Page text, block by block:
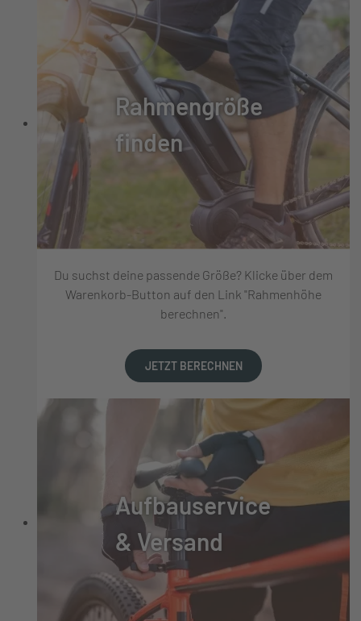
Rahmengröße
finden
Du suchst deine passende Größe? Klicke über dem
Warenkorb-Button auf den Link "Rahmenhöhe
berechnen".
JETZT BERECHNEN
Aufbauservice
& Versand